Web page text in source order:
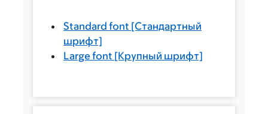
Standard font [Стандартный
шрифт]
Large font [Крупный шрифт]